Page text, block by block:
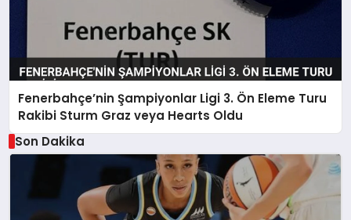
Fenerbahçe’nin Şampiyonlar Ligi 3. Ön Eleme Turu
Rakibi Sturm Graz veya Hearts Oldu
Son Dakika